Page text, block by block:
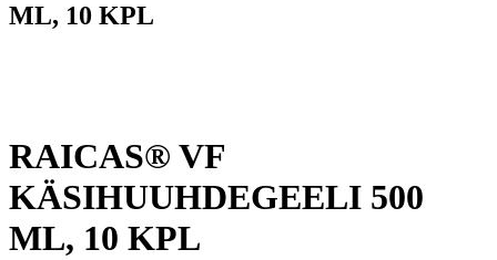
ML, 10 KPL
RAICAS® VF
KÄSIHUUHDEGEELI 500
ML, 10 KPL